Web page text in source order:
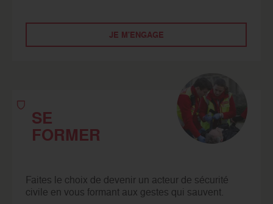
JE M'ENGAGE
SE
FORMER
Faites le choix de devenir un acteur de sécurité
civile en vous formant aux gestes qui sauvent.